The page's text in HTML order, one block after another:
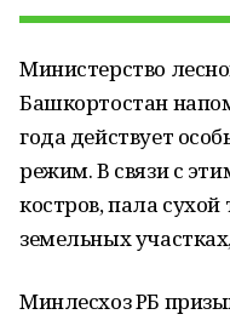
Министерство
Башкортостан
года действует
режим. В связи с
костров, пала
земельных
Минлесхоз РБ